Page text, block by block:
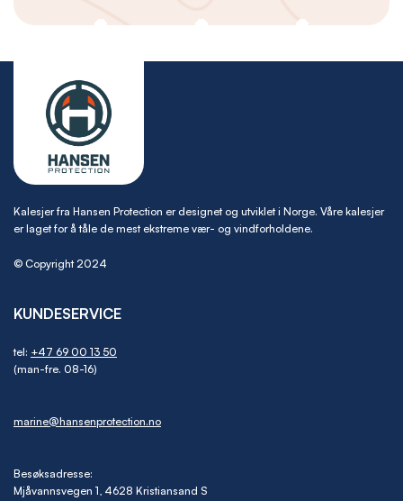
Kalesjer fra Hansen Protection er designet og utviklet i Norge. Våre kalesjer
er laget for å tåle de mest ekstreme vær- og vindforholdene.
© Copyright 2024
KUNDESERVICE
tel: +47 69 00 13 50
(man-fre. 08-16)
marine@hansenprotection.no
Besøksadresse:
Mjåvannsvegen 1, 4628 Kristiansand S